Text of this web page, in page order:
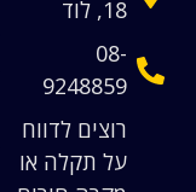
18, לוד
08-
9248859
רוצים לדווח
על תקלה או